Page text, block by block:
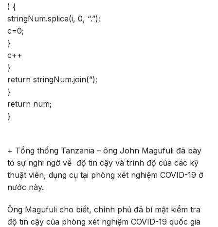
) {
stringNum.splice(i, 0, “.”);
c=0;
}
c++
}
return stringNum.join(”);
}
return num;
}
+ Tổng thống Tanzania – ông John Magufuli đã bày
tỏ sự nghi ngờ về độ tin cậy và trình độ của các kỹ
thuật viên, dụng cụ tại phòng xét nghiệm COVID-19 ở
nước này.
Ông Magufuli cho biết, chính phủ đã bí mật kiểm tra
độ tin cậy của phòng xét nghiệm COVID-19 quốc gia